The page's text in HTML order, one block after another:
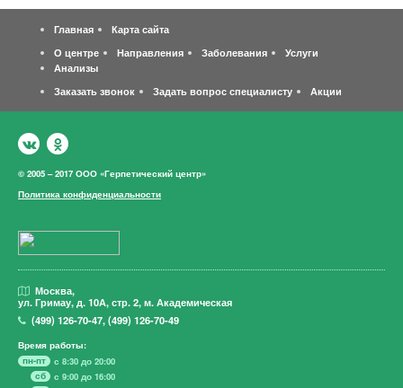
Главная
Карта сайта
О центре
Направления Заболевания
Услуги
Анализы
Заказать звонок
Задать вопрос специалисту Акции
© 2005 – 2017 ООО «Герпетический центр»
Политика конфиденциальности
Москва,
ул. Гримау, д. 10А, стр. 2, м. Академическая
(499)126-70-47,(499)126-70-49
Время работы:
пн-пт
с 8:30 до 20:00
сб
с 9:00 до 16:00